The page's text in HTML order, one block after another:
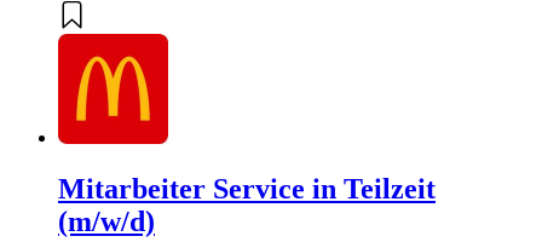
Mitarbeiter Service in Teilzeit
(m/w/d)